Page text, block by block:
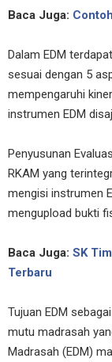
Baca Juga:
Dalam EDM
sesuai dengan 5
mempengaruhi
instrumen EDM
Penyusunan
RKAM yang
mengisi instrumen
mengupload bukti
Baca Juga: SK
Terbaru
Tujuan EDM
mutu madrasah
Madrasah (EDM)